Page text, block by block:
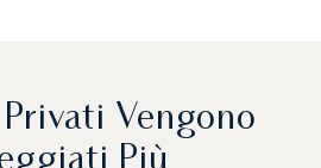
Vengono
Più